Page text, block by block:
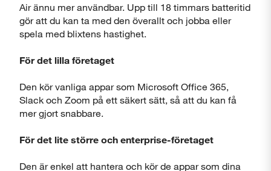
Air ännu mer användbar. Upp till 18 timmars batteritid
gör att du kan ta med den överallt och jobba eller
spela med blixtens hastighet.
För det lilla företaget
Den kör vanliga appar som Microsoft Office 365,
Slack och Zoom på ett säkert sätt, så att du kan få
mer gjort snabbare.
För det lite större och enterprise-företaget
Den är enkel att hantera och kör de appar som dina